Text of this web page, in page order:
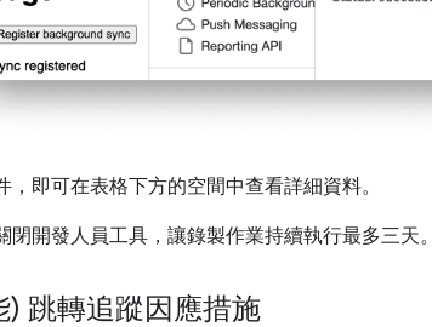
，即可在表格下方的空間中查看詳細資料。
閉開發人員工具，讓錄製作業持續執行最多三天
) 跳轉追蹤因應措施